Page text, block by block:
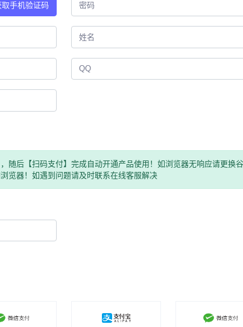
取手机验证码
随后【扫码支付】完成自动开通产品使用！如浏览器无响应请更换
览器！如遇到问题请及时联系在线客服解决